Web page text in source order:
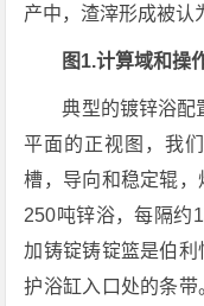
产中，渣滓形成被认
图1.计算域和操
典型的镀锌浴配
平面的正视图，我
槽，导向和稳定辊
250吨锌浴，每隔约
加铸锭铸锭篮是伯
护浴缸入口处的条